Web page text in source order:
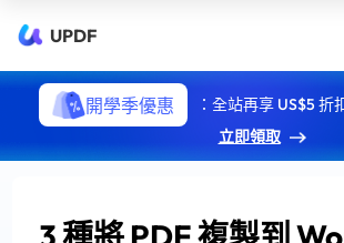
UPDF
開學季優惠
：全站再享 US$5 折
立即領取